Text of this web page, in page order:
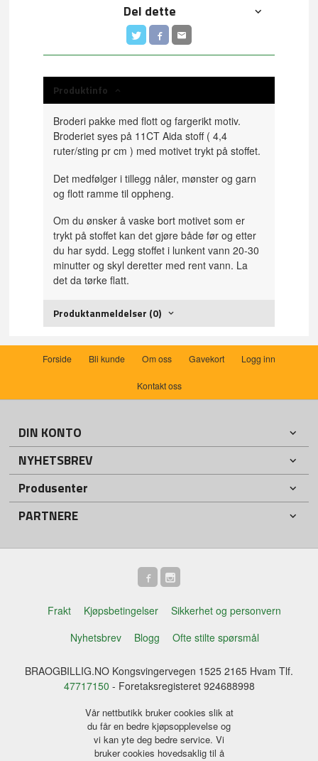
Del dette
Produktinfo
Broderi pakke med flott og fargerikt motiv.
Broderiet syes på 11CT Aida stoff ( 4,4
ruter/sting pr cm ) med motivet trykt på stoffet.
Det medfølger i tillegg nåler, mønster og garn
og flott ramme til oppheng.
Om du ønsker å vaske bort motivet som er
trykt på stoffet kan det gjøre både før og etter
du har sydd. Legg stoffet i lunkent vann 20-30
minutter og skyl deretter med rent vann. La
det da tørke flatt.
Produktanmeldelser (0)
Forside Bli kunde Om oss Gavekort Logg inn
Kontakt oss
DIN KONTO
NYHETSBREV
Produsenter
PARTNERE
Frakt Kjøpsbetingelser
Sikkerhet og personvern
Nyhetsbrev
Blogg Ofte stilte spørsmål
BRAOGBILLIG.NO Kongsvingervegen 1525 2165 Hvam Tlf.
47717150 - Foretaksregisteret 924688998
Vår nettbutikk bruker cookies slik at
du får en bedre kjøpsopplevelse og
vi kan yte deg bedre service. Vi
bruker cookies hovedsaklig til å